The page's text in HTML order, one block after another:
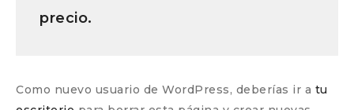
precio.
Como nuevo usuario de WordPress, deberías ir a tu